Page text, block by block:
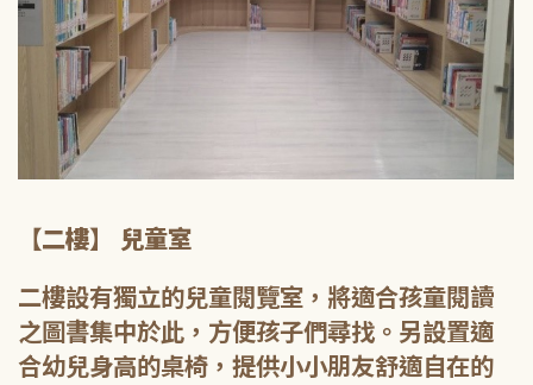
【二樓】 兒童室
二樓設有獨立的兒童閱覽室，將適合孩童閱讀
之圖書集中於此，方便孩子們尋找。另設置適
合幼兒身高的桌椅，提供小小朋友舒適自在的